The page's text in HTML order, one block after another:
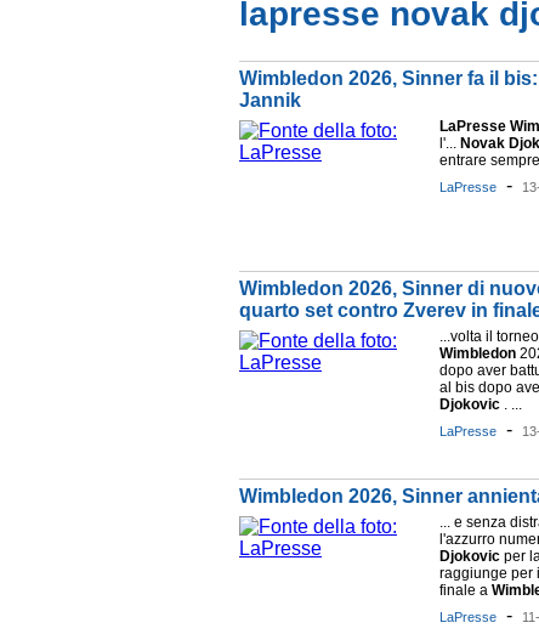
lapresse novak
Wimbledon 2026, Sinner fa il
Jannik
LaPresse
l'... Novak
entrare
LaPresse -
Wimbledon 2026, Sinner di
quarto set contro Zverev in
...volta il
Wimbledon
dopo aver
al bis dopo
Djokovic . ...
LaPresse -
Wimbledon 2026, Sinner
... e senza
l'azzurro
Djokovic per
raggiunge per
finale a
LaPresse -